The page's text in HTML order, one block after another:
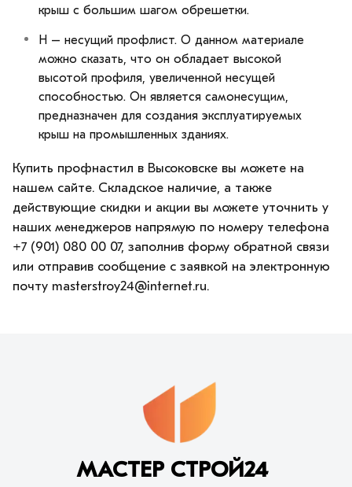
крыш с большим шагом обрешетки.
Н – несущий профлист. О данном материале
можно сказать, что он обладает высокой
высотой профиля, увеличенной несущей
способностью. Он является самонесущим,
предназначен для создания эксплуатируемых
крыш на промышленных зданиях.
Купить профнастил в Высоковске вы можете на
нашем сайте. Складское наличие, а также
действующие скидки и акции вы можете уточнить у
наших менеджеров напрямую по номеру телефона
+7 (901) 080 00 07, заполнив форму обратной связи
или отправив сообщение с заявкой на электронную
почту masterstroy24@internet.ru.
МАСТЕР СТРОЙ24